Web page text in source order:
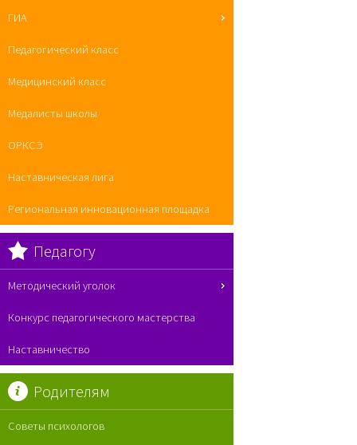
ГИА
Педагогический класс
Медицинский класс
Медалисты школы
ОРКСЭ
Наставническая лига
Региональная инновационная площадка
Педагогу
Методический уголок
Конкурс педагогического мастерства
Наставничество
Родителям
Советы психологов